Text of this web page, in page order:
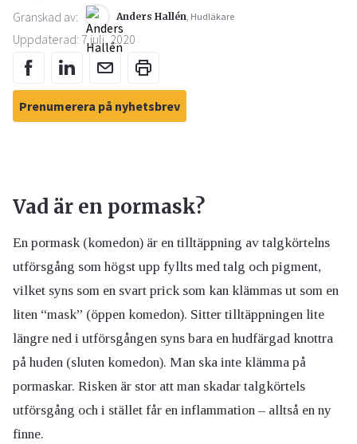
Granskad av: Anders Hallén, Hudläkare
Uppdaterad: 7 juli, 2020
Prenumerera på nyhetsbrev
Vad är en pormask?
En pormask (komedon) är en tilltäppning av talgkörtelns
utförsgång som högst upp fyllts med talg och pigment,
vilket syns som en svart prick som kan klämmas ut som en
liten “mask” (öppen komedon). Sitter tilltäppningen lite
längre ned i utförsgången syns bara en hudfärgad knottra
på huden (sluten komedon). Man ska inte klämma på
pormaskar. Risken är stor att man skadar talgkörtels
utförsgång och i stället får en inflammation – alltså en ny
finne.